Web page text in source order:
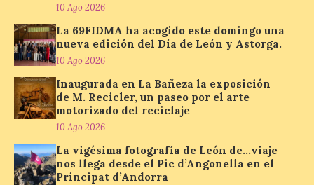
esenciales del arte contemporáneo.
marcan esta exposición […]
Protección Civil activa la
fase de Preemergencia en
Situación Operativa 1 del
Plan Estatal General de
Emergencias ante los
riesgos potenciales
asociados al eclipse
10 Ago 2026
La 69FIDMA ha acogido este domingo una
nueva edición del Día de León y Astorga.
10 Ago 2026
Inaugurada en La Bañeza la exposición
de M. Recicler, un paseo por el arte
motorizado del reciclaje
10 Ago 2026
La vigésima fotografía de León de…viaje
nos llega desde el Pic d’Angonella en el
Principat d’Andorra